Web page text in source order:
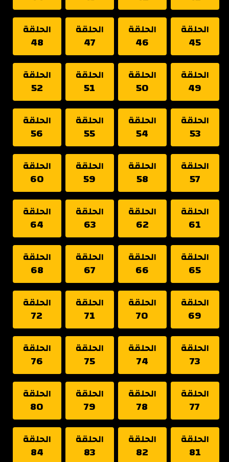
الحلقة
45
الحلقة
46
الحلقة
47
الحلقة
48
الحلقة
49
الحلقة
50
الحلقة
51
الحلقة
52
الحلقة
53
الحلقة
54
الحلقة
55
الحلقة
56
الحلقة
57
الحلقة
58
الحلقة
59
الحلقة
60
الحلقة
61
الحلقة
62
الحلقة
63
الحلقة
64
الحلقة
65
الحلقة
66
الحلقة
67
الحلقة
68
الحلقة
69
الحلقة
70
الحلقة
71
الحلقة
72
الحلقة
73
الحلقة
74
الحلقة
75
الحلقة
76
الحلقة
77
الحلقة
78
الحلقة
79
الحلقة
80
الحلقة
81
الحلقة
82
الحلقة
83
الحلقة
84